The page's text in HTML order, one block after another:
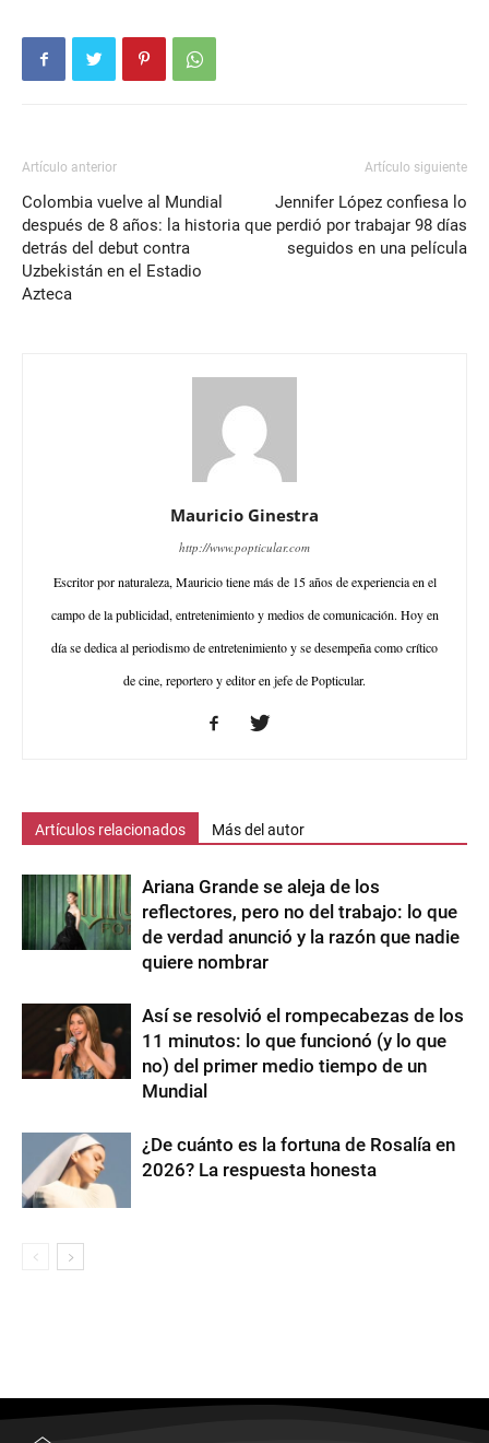
Artículo anterior
Colombia vuelve al Mundial
después de 8 años: la historia
detrás del debut contra
Uzbekistán en el Estadio
Azteca
Artículo siguiente
Jennifer López confiesa lo
que perdió por trabajar 98 días
seguidos en una película
Mauricio Ginestra
http://www.popticular.com
Escritor por naturaleza, Mauricio tiene más de 15 años de experiencia en el
campo de la publicidad, entretenimiento y medios de comunicación. Hoy en
día se dedica al periodismo de entretenimiento y se desempeña como crítico
de cine, reportero y editor en jefe de Popticular.
Artículos relacionados Más del autor
Ariana Grande se aleja de los
reflectores, pero no del trabajo: lo que
de verdad anunció y la razón que nadie
quiere nombrar
Así se resolvió el rompecabezas de los
11 minutos: lo que funcionó (y lo que
no) del primer medio tiempo de un
Mundial
¿De cuánto es la fortuna de Rosalía en
2026? La respuesta honesta